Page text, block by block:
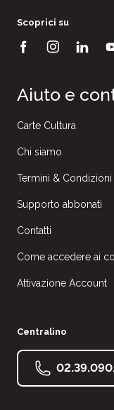
Scoprici su
Aiuto e
Carte Cultura
Chi siamo
Termini & Condizioni
Supporto abbonati
Contatti
Come accedere ai
Attivazione Account
Centralino